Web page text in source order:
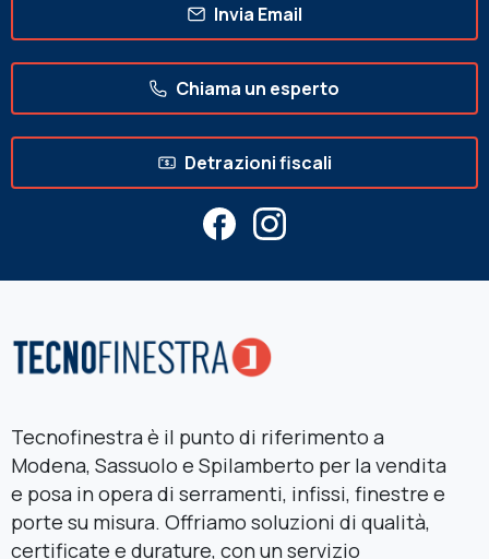
Invia Email
Chiama un esperto
Detrazioni fiscali
Tecnofinestra è il punto di riferimento a
Modena, Sassuolo e Spilamberto per la vendita
e posa in opera di serramenti, infissi, finestre e
porte su misura. Offriamo soluzioni di qualità,
certificate e durature, con un servizio